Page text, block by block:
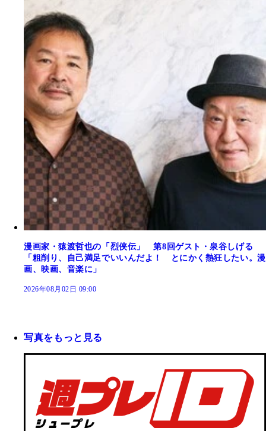
漫画家・猿渡哲也の「烈侠伝」 第8回ゲスト・泉谷しげる
「粗削り、自己満足でいいんだよ！ とにかく熱狂したい。漫
画、映画、音楽に」
2026年08月02日 09:00
写真をもっと見る